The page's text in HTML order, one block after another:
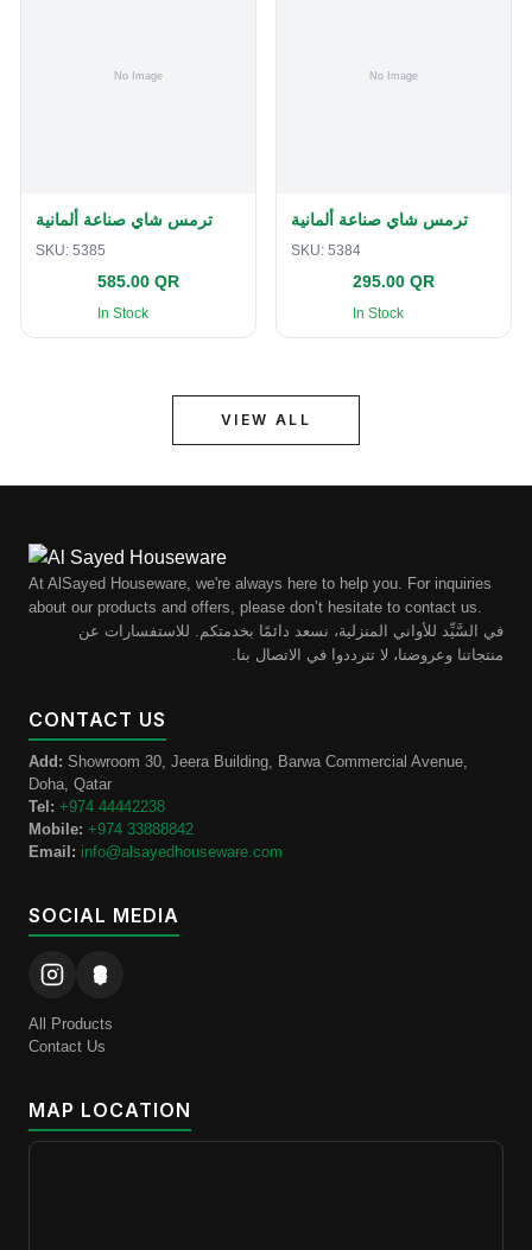
ترمس شاي صناعة ألمانية
SKU: 5385
585.00 QR
In Stock
ترمس شاي صناعة ألمانية
SKU: 5384
295.00 QR
In Stock
VIEW ALL
At AlSayed Houseware, we're always here to help you. For inquiries
about our products and offers, please don’t hesitate to contact us.
في السَّيِّد للأواني المنزلية، نسعد دائمًا بخدمتكم. للاستفسارات عن
منتجاتنا وعروضنا، لا تترددوا في الاتصال بنا.
CONTACT US
Add: Showroom 30, Jeera Building, Barwa Commercial Avenue,
Doha, Qatar
Tel: +974 44442238
Mobile: +974 33888842
Email: info@alsayedhouseware.com
SOCIAL MEDIA
All Products
Contact Us
MAP LOCATION